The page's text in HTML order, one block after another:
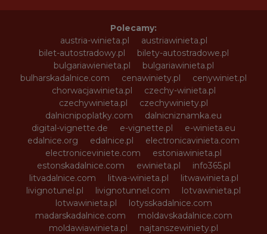
Polecamy:
austria-winieta.pl
austriawinieta.pl
bilet-autostradowy.pl
bilety-autostradowe.pl
bulgariawienieta.pl
bulgariawinieta.pl
bulharskadalnice.com
cenawiniety.pl
cenywiniet.pl
chorwacjawinieta.pl
czechy-winieta.pl
czechywinieta.pl
czechywiniety.pl
dalnicnipoplatky.com
dalnicniznamka.eu
digital-vignette.de
e-vignette.pl
e-winieta.eu
edalnice.org
edalnice.pl
electronicavinieta.com
electroniceviniete.com
estoniawinieta.pl
estonskadalnice.com
ewinieta.pl
info365.pl
litvadalnice.com
litwa-winieta.pl
litwawinieta.pl
livignotunel.pl
livignotunnel.com
lotvawinieta.pl
lotwawinieta.pl
lotysskadalnice.com
madarskadalnice.com
moldavskadalnice.com
moldawiawinieta.pl
najtanszewiniety.pl